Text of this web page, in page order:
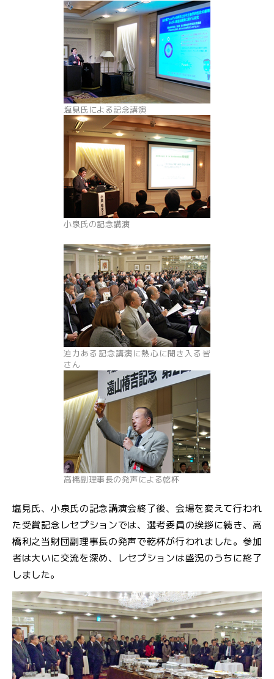
塩見氏による記念講演
小泉氏の記念講演
迫力ある記念講演に熱心に聞き入る皆
さん
高橋副理事長の発声による乾杯
塩見氏、小泉氏の記念講演会終了後、会場を変えて行われ
た受賞記念レセプションでは、選考委員の挨拶に続き、高
橋利之当財団副理事長の発声で乾杯が行われました。参加
者は大いに交流を深め、レセプションは盛況のうちに終了
しました。